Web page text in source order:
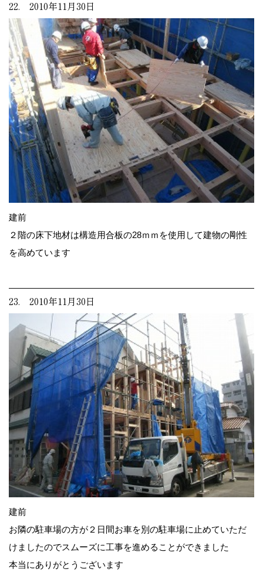
22. 2010年11月30日
建前
２階の床下地材は構造用合板の28ｍｍを使用して建物の剛性
を高めています
23. 2010年11月30日
建前
お隣の駐車場の方が２日間お車を別の駐車場に止めていただ
けましたのでスムーズに工事を進めることができました
本当にありがとうございます